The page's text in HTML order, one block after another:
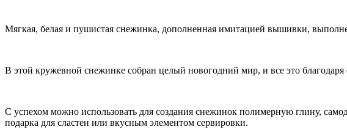
Мягкая, белая и пушистая снежинка, дополненная имитацией вышивки,
В этой кружевной снежинке собран целый новогодний мир, и все это благодаря
С успехом можно использовать для создания снежинок полимерную глину,
подарка для сластен или вкусным элементом сервировки.